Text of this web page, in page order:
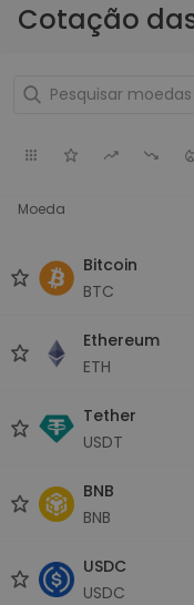
Cotação
Moeda
Bitcoin
BTC
Ethereum
ETH
Tether
USDT
BNB
BNB
USDC
USDC